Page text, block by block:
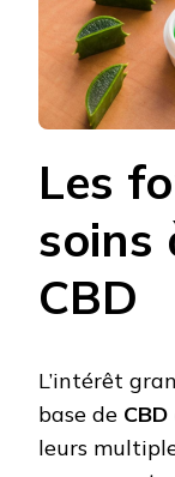
Les
soins
CBD
L’intérêt
base de CBD
leurs